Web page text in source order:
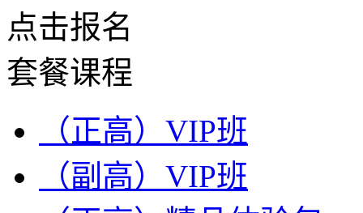
点击报名
套餐课程
（正高）VIP班
（副高）VIP班